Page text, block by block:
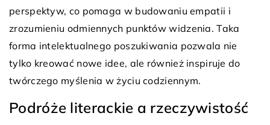
perspektyw, co pomaga w budowaniu empatii i
zrozumieniu odmiennych punktów widzenia. Taka
forma intelektualnego poszukiwania pozwala nie
tylko kreować nowe idee, ale również inspiruje do
twórczego myślenia w życiu codziennym.
Podróże literackie a rzeczywistość